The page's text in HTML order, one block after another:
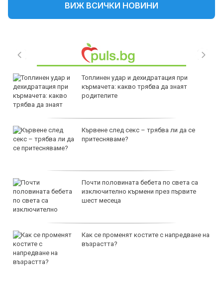
ВИЖ ВСИЧКИ НОВИНИ
Топлинен удар и дехидратация при
кърмачета: какво трябва да знаят
родителите
Кървене след секс – трябва ли да се
притесняваме?
Почти половината бебета по света са
изключително кърмени през първите
шест месеца
Как се променят костите с напредване на
възрастта?